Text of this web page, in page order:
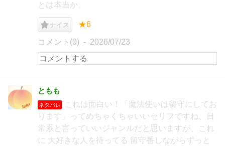
とは本当か。
ナイス ★6
コメント(0) 2026/07/23
ともも
ネタバレ
これは面白い！「魔法使いは留守にしてお
ります」ってめちゃくちゃいいセリフですね。日
常系と言っていいジャンルだと思いますが、これ
に 大好きな人を待ってる 留守番しながらずっと